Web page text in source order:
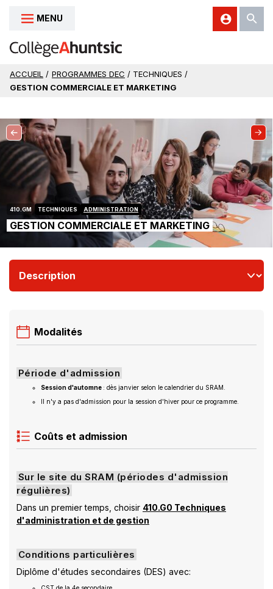
Aller au contenu
MENU
ACCUEIL / PROGRAMMES DEC / TECHNIQUES /
GESTION COMMERCIALE ET MARKETING
410.GM TECHNIQUES ADMINISTRATION
GESTION COMMERCIALE ET MARKETING |
Modalités
Période d'admission
Session d'automne : dès janvier selon le calendrier du SRAM.
Il n'y a pas d'admission pour la session d'hiver pour ce programme.
Coûts et admission
Sur le site du SRAM (périodes d'admission
régulières)
Dans un premier temps, choisir 410.G0 Techniques
d'administration et de gestion
Conditions particulières
Diplôme d'études secondaires (DES) avec: